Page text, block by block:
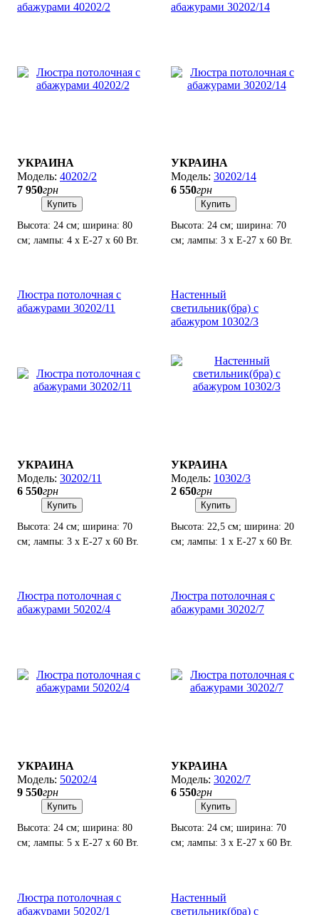
абажурами 40202/2
УКРАИНА
40202/2
7 950грн
Купить
Высота: 24 см; ширина: 80
см; лампы: 4 х Е-27 х 60 Вт.
абажурами 30202/14
УКРАИНА
30202/14
6 550грн
Купить
Высота: 24 см; ширина: 70
см; лампы: 3 х Е-27 х 60 Вт.
Люстра потолочная с
абажурами 30202/11
УКРАИНА
30202/11
6 550грн
Купить
Высота: 24 см; ширина: 70
см; лампы: 3 х Е-27 х 60 Вт.
Настенный
светильник(бра) с
абажуром 10302/3
УКРАИНА
10302/3
2 650грн
Купить
Высота: 22,5 см; ширина: 20
см; лампы: 1 х Е-27 х 60 Вт.
Люстра потолочная с
абажурами 50202/4
УКРАИНА
50202/4
9 550грн
Купить
Высота: 24 см; ширина: 80
см; лампы: 5 х Е-27 х 60 Вт.
Люстра потолочная с
абажурами 30202/7
УКРАИНА
30202/7
6 550грн
Купить
Высота: 24 см; ширина: 70
см; лампы: 3 х Е-27 х 60 Вт.
Люстра потолочная с
абажурами 50202/1
Настенный
светильник(бра) с